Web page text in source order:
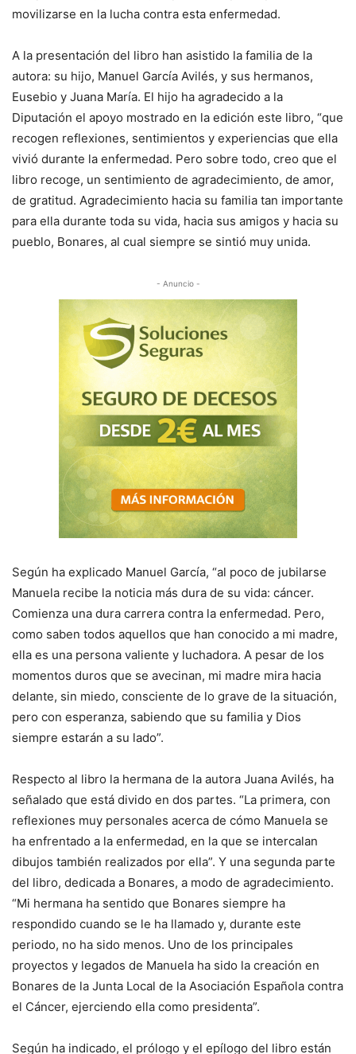
movilizarse en la lucha contra esta enfermedad.
A la presentación del libro han asistido la familia de la
autora: su hijo, Manuel García Avilés, y sus hermanos,
Eusebio y Juana María. El hijo ha agradecido a la
Diputación el apoyo mostrado en la edición este libro, “que
recogen reflexiones, sentimientos y experiencias que ella
vivió durante la enfermedad. Pero sobre todo, creo que el
libro recoge, un sentimiento de agradecimiento, de amor,
de gratitud. Agradecimiento hacia su familia tan importante
para ella durante toda su vida, hacia sus amigos y hacia su
pueblo, Bonares, al cual siempre se sintió muy unida.
- Anuncio -
Según ha explicado Manuel García, “al poco de jubilarse
Manuela recibe la noticia más dura de su vida: cáncer.
Comienza una dura carrera contra la enfermedad. Pero,
como saben todos aquellos que han conocido a mi madre,
ella es una persona valiente y luchadora. A pesar de los
momentos duros que se avecinan, mi madre mira hacia
delante, sin miedo, consciente de lo grave de la situación,
pero con esperanza, sabiendo que su familia y Dios
siempre estarán a su lado”.
Respecto al libro la hermana de la autora Juana Avilés, ha
señalado que está divido en dos partes. “La primera, con
reflexiones muy personales acerca de cómo Manuela se
ha enfrentado a la enfermedad, en la que se intercalan
dibujos también realizados por ella”. Y una segunda parte
del libro, dedicada a Bonares, a modo de agradecimiento.
“Mi hermana ha sentido que Bonares siempre ha
respondido cuando se le ha llamado y, durante este
periodo, no ha sido menos. Uno de los principales
proyectos y legados de Manuela ha sido la creación en
Bonares de la Junta Local de la Asociación Española contra
el Cáncer, ejerciendo ella como presidenta”.
Según ha indicado, el prólogo y el epílogo del libro están